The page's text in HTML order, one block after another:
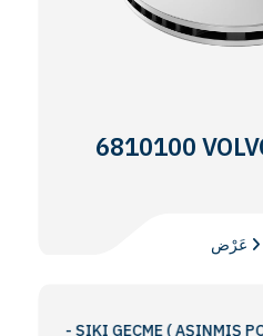
6810100
- SIKI GEÇME ( AŞINMIŞ